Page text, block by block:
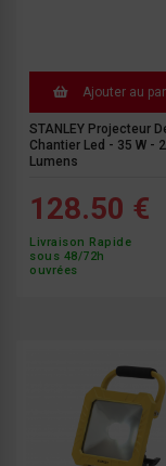
Ajouter au
STANLEY Projecteur
Chantier Led - 35 W -
Lumens
128.50 €
Livraison Rapide
sous 48/72h
ouvrées